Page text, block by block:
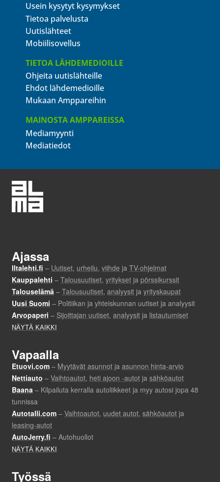
Usein kysytyt kysymykset
Tietoa palvelusta
Uutislähteet
Mobiilisovellus
TIETOA LÄHDEMEDIOILLE
Ohjeita uutislähteille
Ehdot lähdemedioille
Mukaan Amppareihin
MAINOSTA AMPPAREISSA
Mediamyynti
Mediatiedot